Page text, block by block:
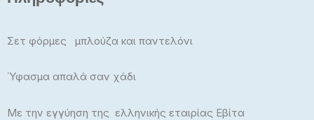
Σετ φόρμες μπλούζα και παντελόνι
Ύφασμα απαλά σαν χάδι
Με την εγγύηση της ελληνικής εταιρίας Εβίτα